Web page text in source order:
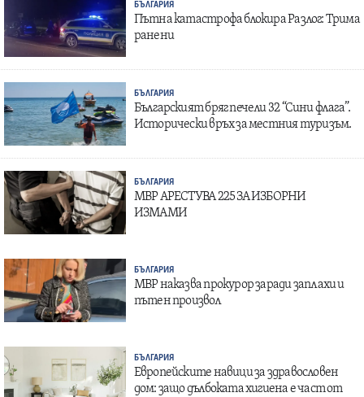
БЪЛГАРИЯ
Пътна катастрофа блокира Разлог: Трима
ранени
БЪЛГАРИЯ
Българският бряг печели 32 “Сини флага”.
Исторически връх за местния туризъм.
БЪЛГАРИЯ
МВР АРЕСТУВА 225 ЗА ИЗБОРНИ
ИЗМАМИ
БЪЛГАРИЯ
МВР наказва прокурор заради заплахи и
пътен произвол
БЪЛГАРИЯ
Европейските навици за здравословен
дом: защо дълбоката хигиена е част от